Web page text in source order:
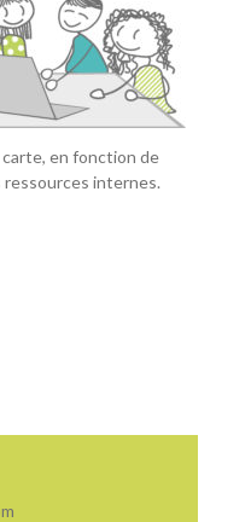
en fonction de
internes.